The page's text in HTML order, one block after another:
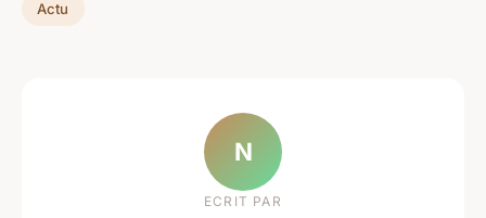
Actu
N
ECRIT PAR